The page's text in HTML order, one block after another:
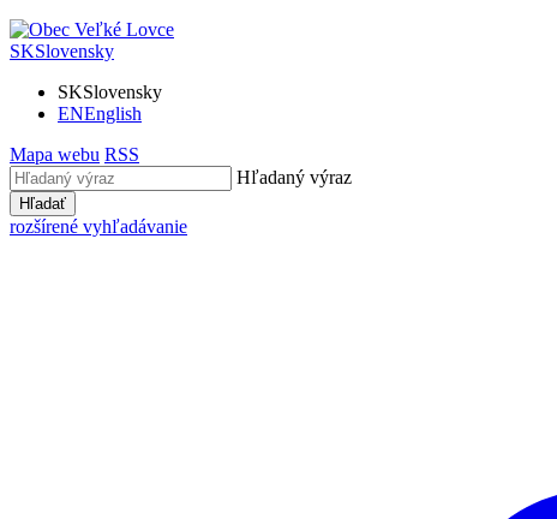
SKSlovensky
SKSlovensky
ENEnglish
Mapa webu RSS
Hľadaný výraz
Hľadať
rozšírené vyhľadávanie